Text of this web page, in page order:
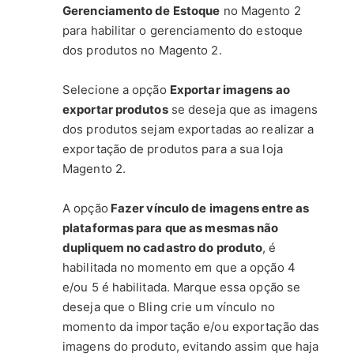
Gerenciamento de Estoque no Magento 2
para habilitar o gerenciamento do estoque
dos produtos no Magento 2.
Selecione a opção Exportar imagens ao
exportar produtosse deseja que as imagens
dos produtos sejam exportadas ao realizar a
exportação de produtos para a sua loja
Magento 2.
A opção Fazer vínculo de imagens entre as
plataformas para que as mesmas não
dupliquem no cadastro do produto, é
habilitada no momento em que a opção 4
e/ou 5 é habilitada. Marque essa opção se
deseja que o Bling crie um vínculo no
momento da importação e/ou exportação das
imagens do produto, evitando assim que haja